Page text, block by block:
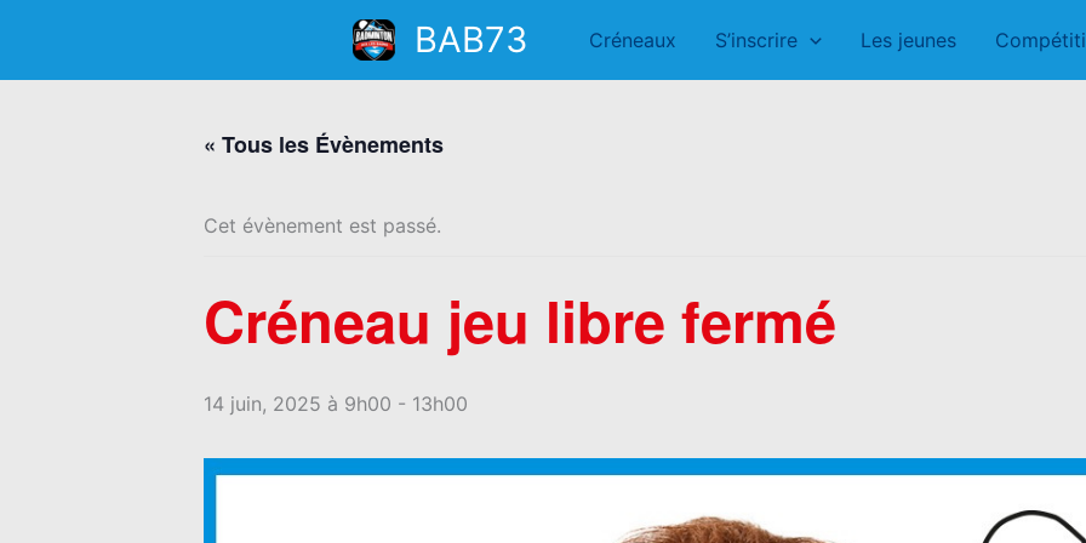
contenu
BAB73 Créneaux S’inscrire Les jeunes
« Tous les Évènements
Cet évènement est passé.
Créneau jeu libre fermé
14 juin, 2025 à 9h00 - 13h00